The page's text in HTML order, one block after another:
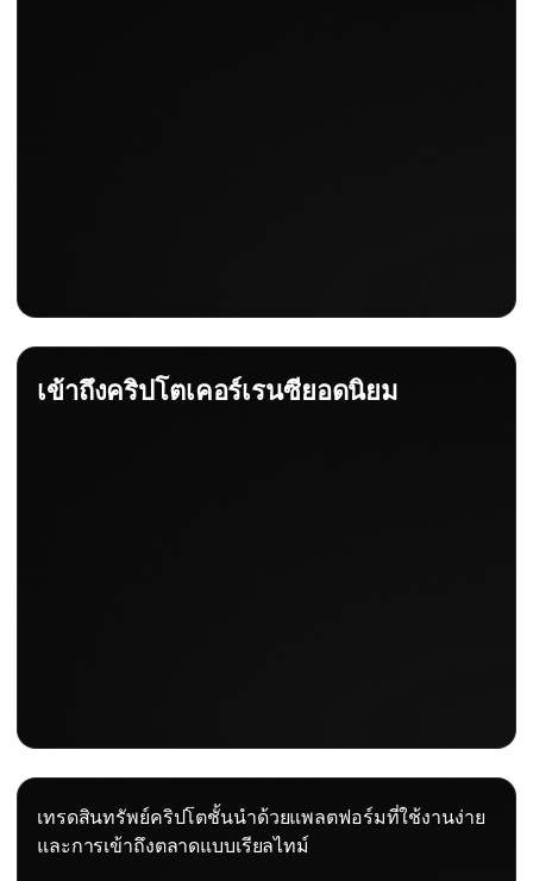
เข้าถึงคริปโตเคอร์เรนซียอดนิยม
เทรดสินทรัพย์คริปโตชั้นนำด้วยแพลตฟอร์มที่ใช้งานง่าย
และการเข้าถึงตลาดแบบเรียลไทม์